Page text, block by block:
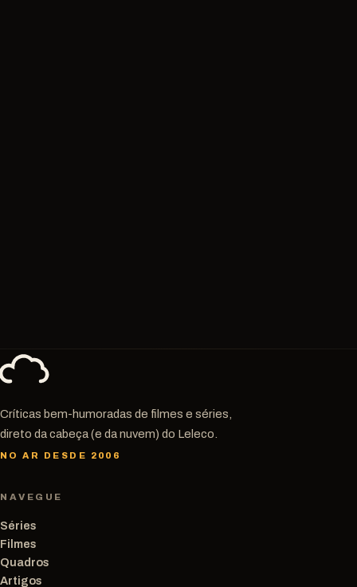
Críticas bem-humoradas de filmes e séries,
direto da cabeça (e da nuvem) do Leleco.
NO AR DESDE 2006
NAVEGUE
Séries
Filmes
Quadros
Artigos